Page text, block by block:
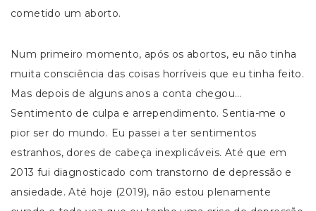
cometido um aborto.
Num primeiro momento, após os abortos, eu não tinha
muita consciência das coisas horríveis que eu tinha feito.
Mas depois de alguns anos a conta chegou…
Sentimento de culpa e arrependimento. Sentia-me o
pior ser do mundo. Eu passei a ter sentimentos
estranhos, dores de cabeça inexplicáveis. Até que em
2013 fui diagnosticado com transtorno de depressão e
ansiedade. Até hoje (2019), não estou plenamente